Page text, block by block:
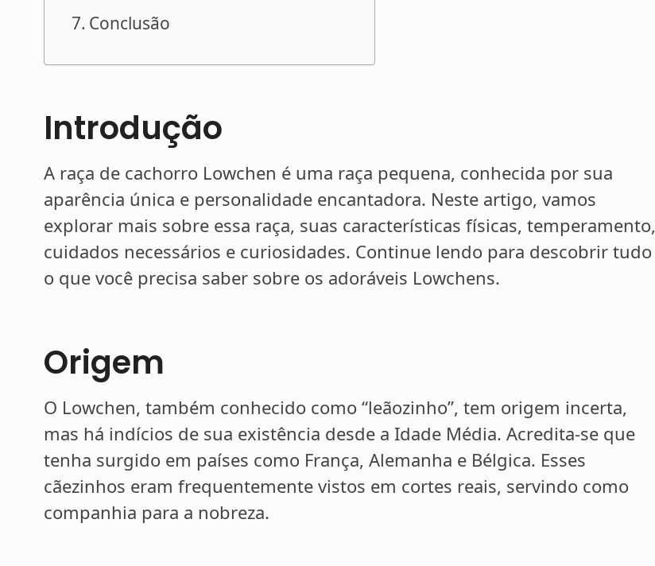
Conclusão
Introdução
A raça de cachorro Lowchen é uma raça pequena, conhecida por sua
aparência única e personalidade encantadora. Neste artigo, vamos
explorar mais sobre essa raça, suas características físicas, temperamento,
cuidados necessários e curiosidades. Continue lendo para descobrir tudo
o que você precisa saber sobre os adoráveis Lowchens.
Origem
O Lowchen, também conhecido como “leãozinho”, tem origem incerta,
mas há indícios de sua existência desde a Idade Média. Acredita-se que
tenha surgido em países como França, Alemanha e Bélgica. Esses
cãezinhos eram frequentemente vistos em cortes reais, servindo como
companhia para a nobreza.